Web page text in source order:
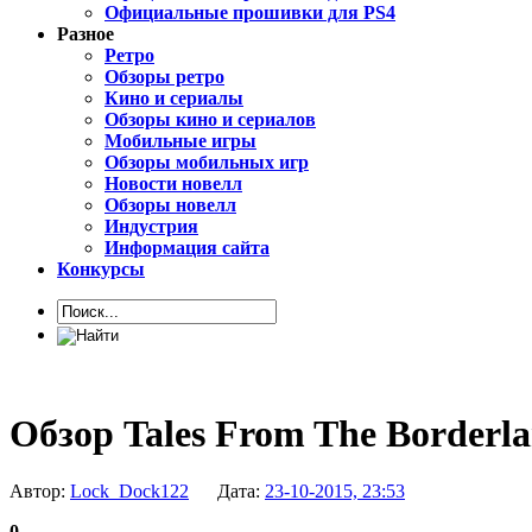
Официальные прошивки для PS4
Разное
Ретро
Обзоры ретро
Кино и сериалы
Обзоры кино и сериалов
Мобильные игры
Обзоры мобильных игр
Новости новелл
Обзоры новелл
Индустрия
Информация сайта
Конкурсы
Обзор Tales From The
Автор: Lock_Dock122 Дата: 23-10-2015, 23:53